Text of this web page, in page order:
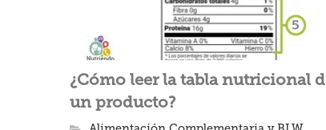
¿Cómo leer la tabla nutricional
un producto?